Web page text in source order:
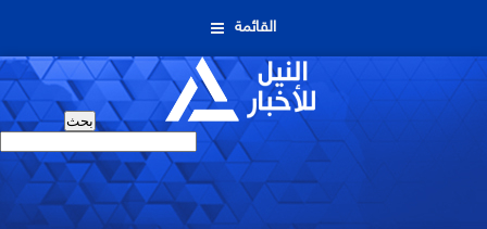
القائمة